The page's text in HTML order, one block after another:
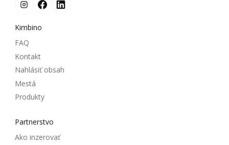
Kimbino
FAQ
Kontakt
Nahlásiť obsah
Mestá
Produkty
Partnerstvo
Ako inzerovať